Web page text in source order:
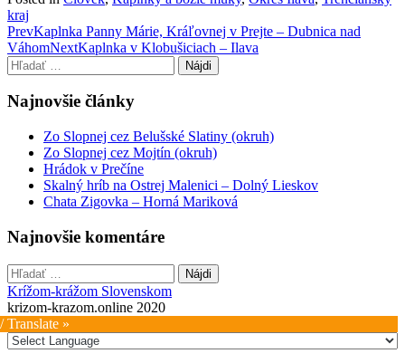
kraj
Post
navigation
PrevKaplnka Panny Márie, Kráľovnej v Prejte – Dubnica nad
VáhomNextKaplnka v Klobušiciach – Ilava
Hľadať:
Najnovšie články
Zo Slopnej cez Belušské Slatiny (okruh)
Zo Slopnej cez Mojtín (okruh)
Hrádok v Prečíne
Skalný hríb na Ostrej Malenici – Dolný Lieskov
Chata Zigovka – Horná Mariková
Najnovšie komentáre
Hľadať:
Krížom-krážom Slovenskom
krizom-krazom.online 2020
Translate »